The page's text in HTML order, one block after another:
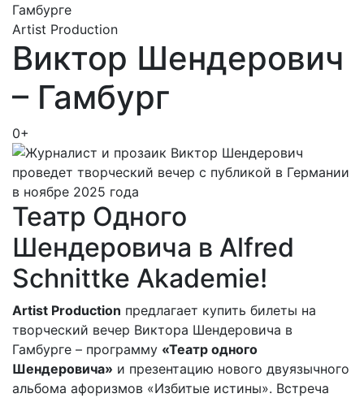
Гамбурге
Artist Production
Виктор Шендерович
– Гамбург
0+
Театр Одного
Шендеровича в Alfred
Schnittke Akademie!
Artist Production предлагает купить билеты на
творческий вечер Виктора Шендеровича в
Гамбурге – программу «Театр одного
Шендеровича» и презентацию нового двуязычного
альбома афоризмов «Избитые истины». Встреча